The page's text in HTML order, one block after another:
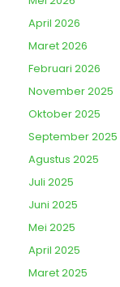
April 2026
Maret 2026
Februari 2026
November 2025
Oktober 2025
September 2025
Agustus 2025
Juli 2025
Juni 2025
Mei 2025
April 2025
Maret 2025